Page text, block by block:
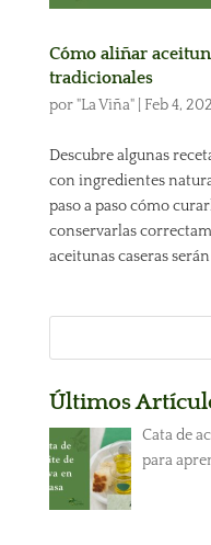
Cómo aliñar
tradicionales
por"La Viña"| Feb 4,
Descubre algunas
con ingredientes
paso a paso cómo
conservarlas
aceitunas caseras
Últimos
Cata de
para